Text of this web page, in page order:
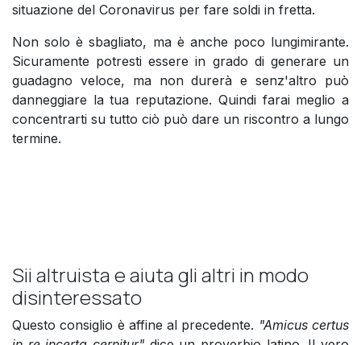
situazione del Coronavirus per fare soldi in fretta.
Non solo è sbagliato, ma è anche poco lungimirante.
Sicuramente potresti essere in grado di generare un
guadagno veloce, ma non durerà e senz'altro può
danneggiare la tua reputazione. Quindi farai meglio a
concentrarti su tutto ciò può dare un riscontro a lungo
termine.
Sii altruista e aiuta gli altri in modo
disinteressato
Questo consiglio è affine al precedente. "Amicus certus